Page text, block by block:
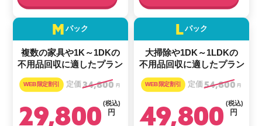
M パック
複数の家具や1K～1DKの
不用品回収に適したプラン
定価34,800 円
29,800 円
(税込)
Lパック
大掃除や1DK～1LDKの
不用品回収に適したプラン
定価54,800 円
49,800 円
(税込)